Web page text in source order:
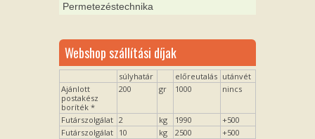
Permetezéstechnika
Webshop szállítási díjak
súlyhatár előreutalás utánvét
Ajánlott
postakész
boríték *
200 gr 1000 nincs
Futárszolgálat 2 kg 1990
+500
Futárszolgálat 10 kg 2500
+500